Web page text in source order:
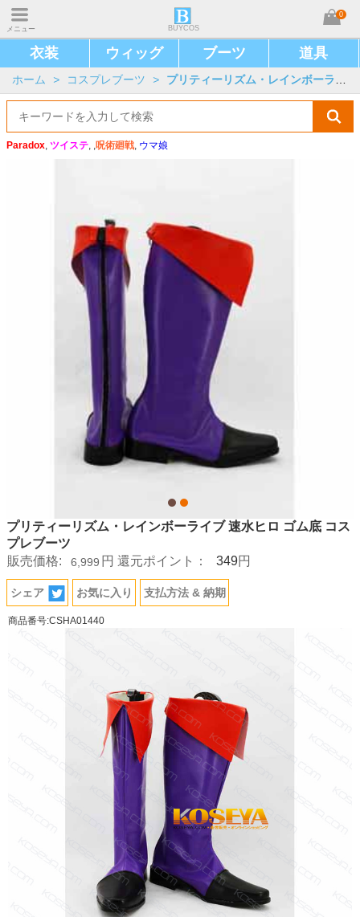
メニュー BUYCOS
0
衣装 ウィッグ ブーツ 道具
ホーム > コスプレブーツ > プリティーリズム・レインボーライブ
Paradox, ツイステ, ,呪術廻戦, ウマ娘
プリティーリズム・レインボーライブ 速水ヒロ ゴム底 コス
プレブーツ
販売価格:
6,999 円 還元ポイント： 349円
シェア お気に入り 支払方法 & 納期
商品番号:CSHA01440